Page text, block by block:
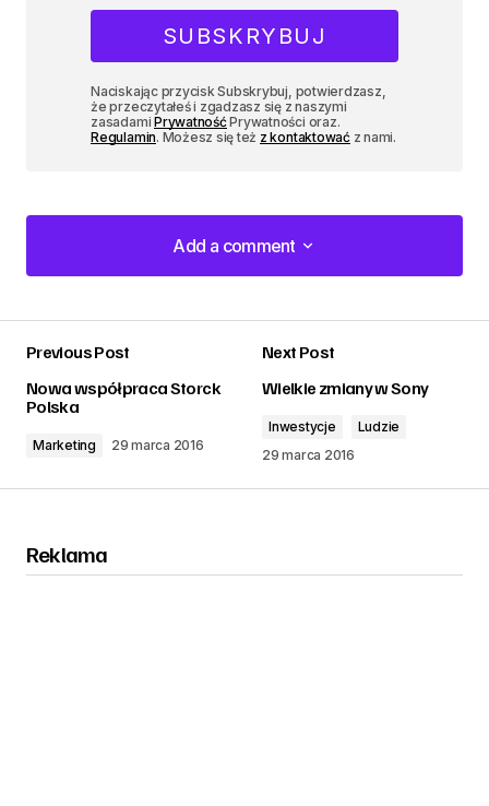
Naciskając przycisk Subskrybuj, potwierdzasz,
że przeczytałeś i zgadzasz się z naszymi
zasadamiPrywatnośćPrywatności oraz.
Regulamin. Możesz się też z kontaktowaćz nami.
Add a comment
Add a comment
Previous Post
Nowa współpraca Storck
Polska
Marketing 29 marca 2016
Next Post
Wielkie zmiany w Sony
Inwestycje
Ludzie
29 marca 2016
Reklama